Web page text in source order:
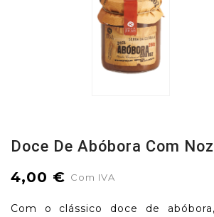
Doce De Abóbora Com Noz
4,00 € Com IVA
Com o clássico doce de